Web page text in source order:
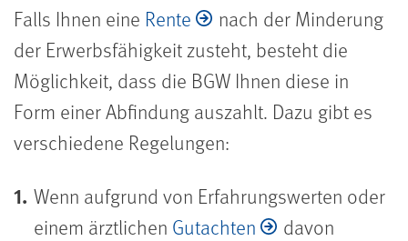
Falls Ihnen eine Rente
nach der Minderung
der Erwerbsfähigkeit zusteht, besteht die
Möglichkeit, dass die BGW Ihnen diese in
Form einer Abfindung auszahlt. Dazu gibt es
verschiedene Regelungen:
Wenn aufgrund von Erfahrungswerten oder
einem ärztlichen Gutachten
davon